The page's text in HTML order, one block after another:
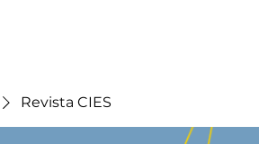
Revista CIES